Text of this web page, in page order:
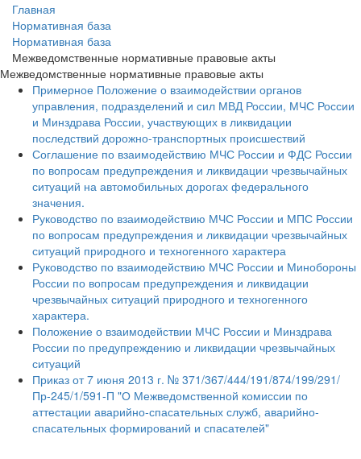
Главная
Нормативная база
Нормативная база
Межведомственные нормативные правовые акты
Межведомственные нормативные правовые акты
Примерное Положение о взаимодействии органов
управления, подразделений и сил МВД России, МЧС России
и Минздрава России, участвующих в ликвидации
последствий дорожно-транспортных происшествий
Соглашение по взаимодействию МЧС России и ФДС России
по вопросам предупреждения и ликвидации чрезвычайных
ситуаций на автомобильных дорогах федерального
значения.
Руководство по взаимодействию МЧС России и МПС России
по вопросам предупреждения и ликвидации чрезвычайных
ситуаций природного и техногенного характера
Руководство по взаимодействию МЧС России и Минобороны
России по вопросам предупреждения и ликвидации
чрезвычайных ситуаций природного и техногенного
характера.
Положение о взаимодействии МЧС России и Минздрава
России по предупреждению и ликвидации чрезвычайных
ситуаций
Приказ от 7 июня 2013 г. № 371/367/444/191/874/199/291/
Пр-245/1/591-П "О Межведомственной комиссии по
аттестации аварийно-спасательных служб, аварийно-
спасательных формирований и спасателей"